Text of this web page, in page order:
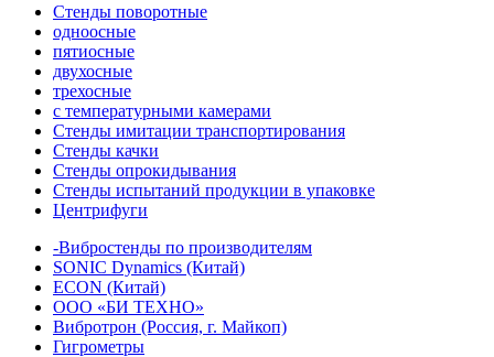
Стенды поворотные
одноосные
пятиосные
двухосные
трехосные
с температурными камерами
Стенды имитации транспортирования
Стенды качки
Стенды опрокидывания
Стенды испытаний продукции в упаковке
Центрифуги
-Вибростенды по производителям
SONIC Dynamics (Китай)
ECON (Китай)
ООО «БИ ТЕХНО»
Вибротрон (Россия, г. Майкоп)
Гигрометры